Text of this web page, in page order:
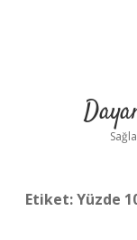
Etiket:Yüzde